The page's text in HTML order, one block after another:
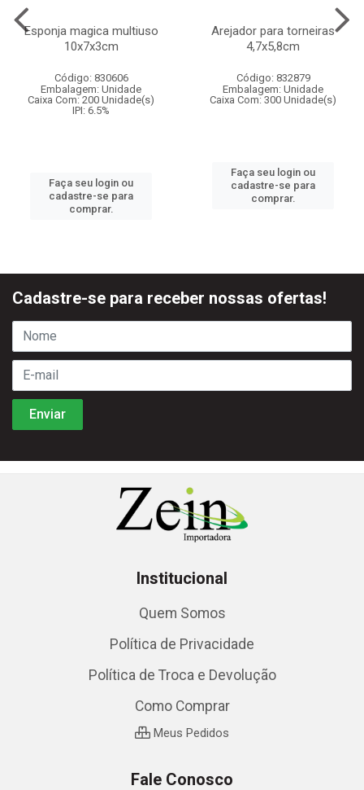
Esponja magica multiuso
10x7x3cm
Código: 830606
Embalagem: Unidade
Caixa Com: 200 Unidade(s)
IPI: 6.5%
Faça seu login ou
cadastre-se para
comprar.
Arejador para torneiras
4,7x5,8cm
Código: 832879
Embalagem: Unidade
Caixa Com: 300 Unidade(s)
Faça seu login ou
cadastre-se para
comprar.
Cadastre-se para receber nossas ofertas!
Institucional
Quem Somos
Política de Privacidade
Política de Troca e Devolução
Como Comprar
Meus Pedidos
Fale Conosco